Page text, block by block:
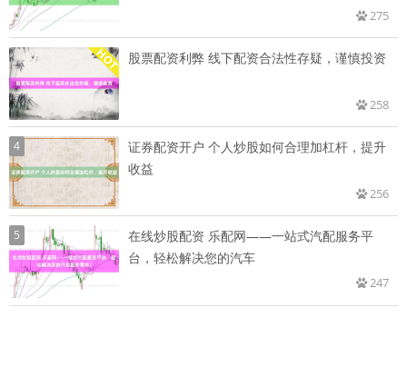
275
股票配资利弊 线下配资合法性存疑，谨慎投资
258
4
证券配资开户 个人炒股如何合理加杠杆，提升
收益
256
5
在线炒股配资 乐配网——一站式汽配服务平
台，轻松解决您的汽车
247